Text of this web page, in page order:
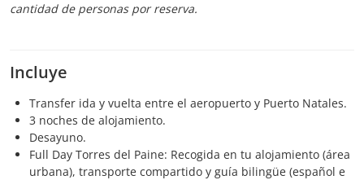
cantidad de personas por reserva.
Incluye
Transfer ida y vuelta entre el aeropuerto y Puerto Natales.
3 noches de alojamiento.
Desayuno.
Full Day Torres del Paine: Recogida en tu alojamiento (área
urbana), transporte compartido y guía bilingüe (español e